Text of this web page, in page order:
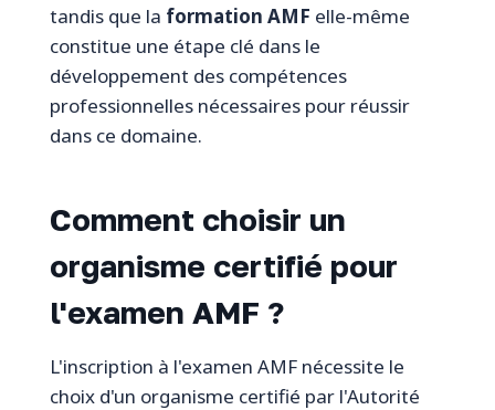
tandis que la formation AMF elle-même
constitue une étape clé dans le
développement des compétences
professionnelles nécessaires pour réussir
dans ce domaine.
Comment choisir un
organisme certifié pour
l'examen AMF ?
L'inscription à l'examen AMF nécessite le
choix d'un organisme certifié par l'Autorité